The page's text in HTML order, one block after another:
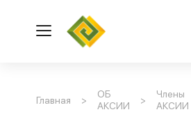
Главная >
ОБ
АКСИИ
>
Члены
АКСИИ